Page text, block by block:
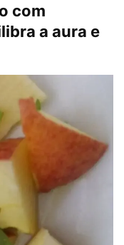
com
a aura e